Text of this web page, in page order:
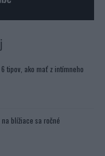
tipov, ako mať z intímneho
blížiace sa ročné